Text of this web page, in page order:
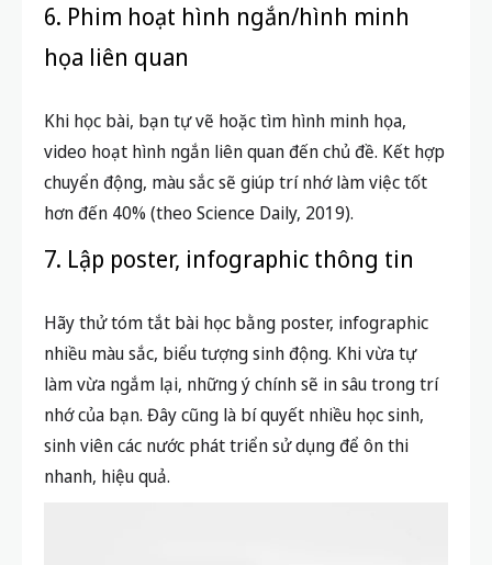
6. Phim hoạt hình ngắn/hình minh
họa liên quan
Khi học bài, bạn tự vẽ hoặc tìm hình minh họa,
video hoạt hình ngắn liên quan đến chủ đề. Kết hợp
chuyển động, màu sắc sẽ giúp trí nhớ làm việc tốt
hơn đến 40% (theo Science Daily, 2019).
7. Lập poster, infographic thông tin
Hãy thử tóm tắt bài học bằng poster, infographic
nhiều màu sắc, biểu tượng sinh động. Khi vừa tự
làm vừa ngắm lại, những ý chính sẽ in sâu trong trí
nhớ của bạn. Đây cũng là bí quyết nhiều học sinh,
sinh viên các nước phát triển sử dụng để ôn thi
nhanh, hiệu quả.